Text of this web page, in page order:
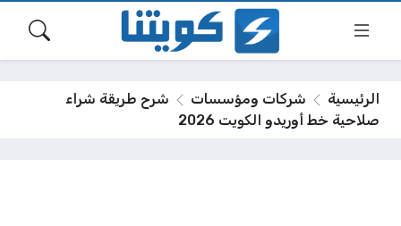
الرئيسية شركات ومؤسسات
شرح طريقة شراء
صلاحية خط أوريدو الكويت 2026